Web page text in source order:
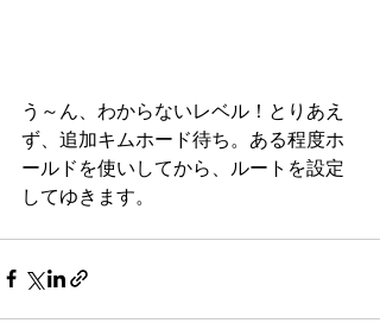
う～ん、わからないレベル！とりあえ
ず、追加キムホード待ち。ある程度ホ
ールドを使いしてから、ルートを設定
してゆきます。